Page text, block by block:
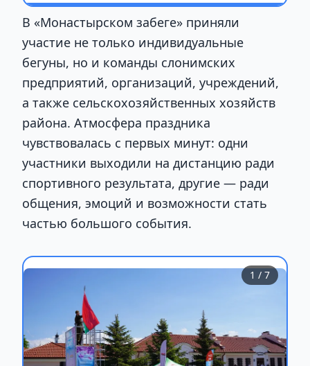
В «Монастырском забеге» приняли
участие не только индивидуальные
бегуны, но и команды слонимских
предприятий, организаций, учреждений,
а также сельскохозяйственных хозяйств
района. Атмосфера праздника
чувствовалась с первых минут: одни
участники выходили на дистанцию ради
спортивного результата, другие — ради
общения, эмоций и возможности стать
частью большого события.
1 / 7